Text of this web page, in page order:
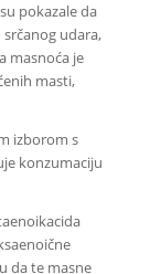
pokazale da
udara,
masnoća je
masti,
izborom s
konzumaciju
da te masne